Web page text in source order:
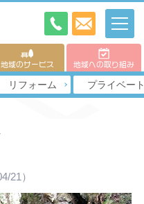
地域のサービス 地域への取り組み
リフォーム プライベー
21）